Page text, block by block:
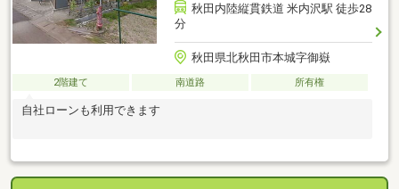
秋田内陸縦貫鉄道 米内沢駅 徒歩28
分
秋田県北秋田市本城字御嶽
2階建て 南道路 所有権
自社ローンも利用できます